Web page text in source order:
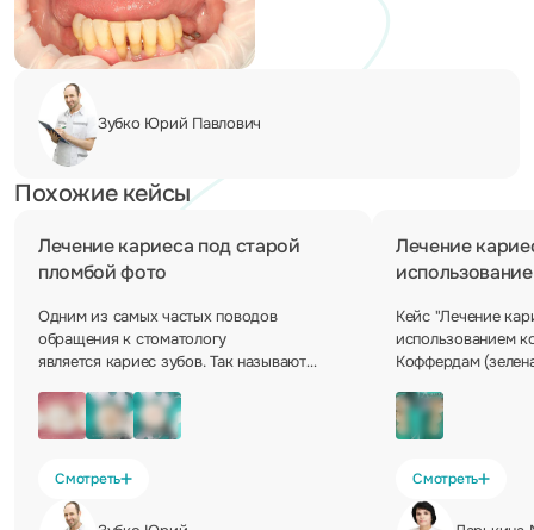
Зубко Юрий Павлович
Похожие кейсы
Лечение кариеса под старой
пломбой фото
Одним из самых частых поводов
обращения к стоматологу
является кариес зубов. Так называют
начинается с разрушения эмали. Если не
предпринимать никаких мер и не
процесс распространяется вглубь.
Смотреть
Лечение
Кейс "Лечение
использованием
Коффердам
работы. Это
результаты,
Смотреть